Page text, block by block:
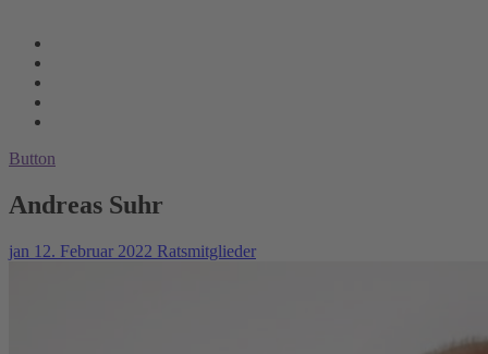
Button
Andreas Suhr
jan 12. Februar 2022 Ratsmitglieder